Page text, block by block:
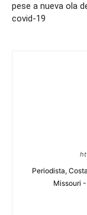
pese a nueva ola
covid-19
Periodista,
Missouri